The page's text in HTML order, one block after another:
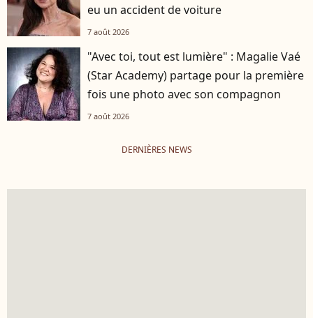
eu un accident de voiture
7 août 2026
"Avec toi, tout est lumière" : Magalie Vaé
(Star Academy) partage pour la première
fois une photo avec son compagnon
7 août 2026
DERNIÈRES NEWS